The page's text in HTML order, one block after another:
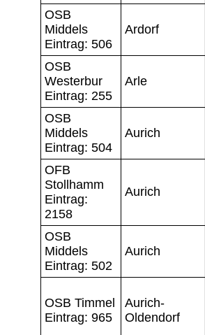
OSB
Middels
Eintrag: 506
Ardorf
OSB
Westerbur
Eintrag: 255
Arle
OSB
Middels
Eintrag: 504
Aurich
OFB
Stollhamm
Eintrag:
2158
Aurich
OSB
Middels
Eintrag: 502
Aurich
OSB Timmel
Eintrag: 965
Aurich-
Oldendorf